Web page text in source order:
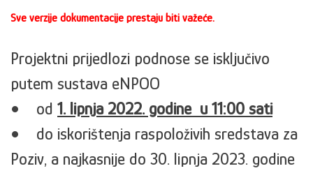
Sve verzije dokumentacije prestaju biti važeće.
Projektni prijedlozi podnose se isključivo
putem sustava eNPOO
• od 1. lipnja 2022. godine u 11:00 sati
• do iskorištenja raspoloživih sredstava za
Poziv, a najkasnije do 30. lipnja 2023. godine